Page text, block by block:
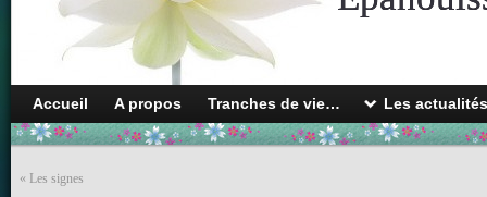
Accueil A propos Tranches de vie… Les
« Les signes